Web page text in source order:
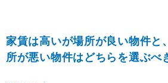
家賃は高いが場所が良い物件と
所が悪い物件はどちらを選ぶべ